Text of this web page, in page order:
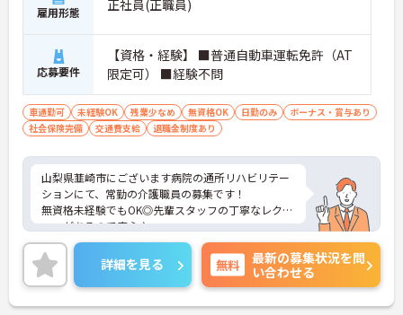
雇用形態 正社員(正職員)
応募要件
【資格・経験】 ■普通自動車運転免許（AT
限定可） ■経験不問
車通勤可 未経験OK 残業少なめ 無資格OK 日勤のみ
ボーナス・賞与あり
社会保険完備
交通費支給 退職金制度あり
山梨県韮崎市にございます病院の通所リハビリテー
ションにて、常勤の介護職員の募集です！
無資格未経験でもOK◎先輩スタッフの丁寧なレクチ
ャーがあるので安心♪
残業少なめなのでお仕事終わりの時間も大切にして
いただけるのもおすすめポイントです！
ご興味ある方には、面接対策ポイントなど、さらに
詳細をお話しいたしますのでお気軽にご相談くださ
い！
詳細を見る 無料
最新の募集状況を問
い合わせる